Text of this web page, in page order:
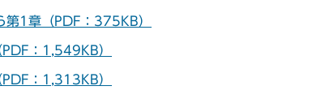
第1章（PDF：375KB）
：1,549KB）
：1,313KB）